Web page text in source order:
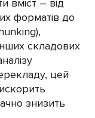
вміст – від
форматів до
складових
цей
знизить